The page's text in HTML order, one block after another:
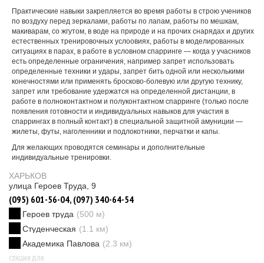
Практические навыки закрепляется во время работы в строю учеников
по воздуху перед зеркалами, работы по лапам, работы по мешкам,
макиварам, со жгутом, в воде на природе и на прочих снарядах и других
естественных тренировочных услоовиях, работы в моделированных
ситуациях в парах, в работе в условном спарринге — когда у учасников
есть определенные ограничения, например запрет использовать
определенные техники и удары, запрет бить одной или несколькими
конечностями или применять бросково-болевую или другую технику,
запрет или требование удержатся на определенной дистанции, в
работе в полноконтактном и полуконтактном спарринге (только после
появления готовности и индивидуальных навыков для участия в
спаррингах в полный контакт) в специальной защитной амуниции —
жилеты, футы, наголенники и подлокотники, перчатки и капы.
Для желающих проводятся семинары и дополнительные
индивидуальные тренировки.
ХАРЬКОВ
улица Героев Труда, 9
(095) 601-56-04, (097) 340-64-54
Героев труда (500 м)
Студенческая (1.1 км)
Академика Павлова (2.3 км)
СЕКЦИЯ ДЛЯ